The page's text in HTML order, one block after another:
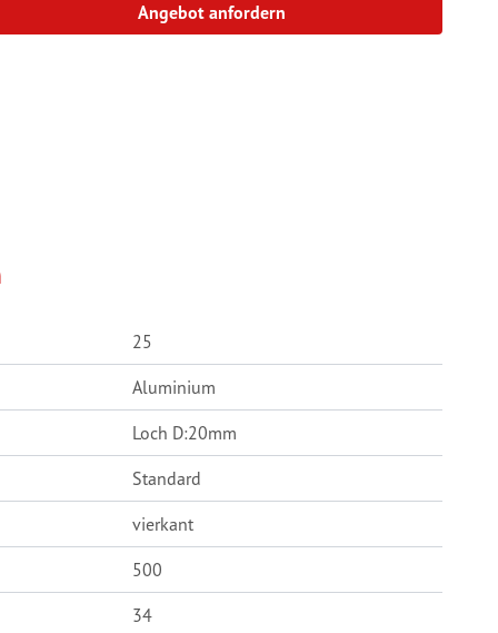
Angebot anfordern
25
Aluminium
Loch D:20mm
Standard
vierkant
500
34